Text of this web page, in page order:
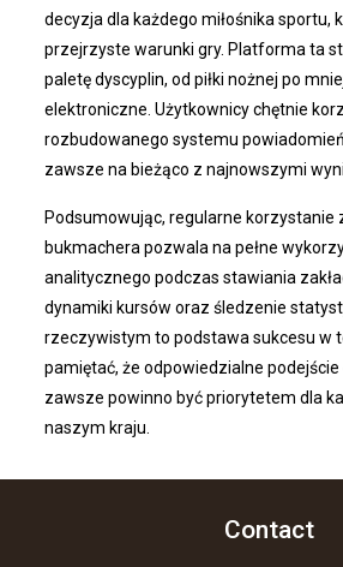
decyzja dla każdego miłośnika sportu,
przejrzyste warunki gry. Platforma ta
paletę dyscyplin, od piłki nożnej po
elektroniczne. Użytkownicy chętnie
rozbudowanego systemu
zawsze na bieżąco z najnowszymi
Podsumowując, regularne korzystanie
bukmachera pozwala na pełne
analitycznego podczas stawiania
dynamiki kursów oraz śledzenie
rzeczywistym to podstawa sukcesu w
pamiętać, że odpowiedzialne
zawsze powinno być priorytetem dla
naszym kraju.
Contact